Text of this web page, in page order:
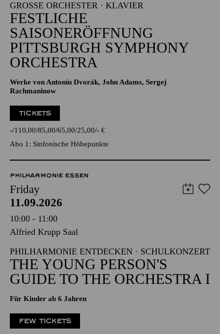
GROSSE ORCHESTER · KLAVIER
FESTLICHE
SAISONERÖFFNUNG
PITTSBURGH SYMPHONY
ORCHESTRA
Werke von Antonín Dvorák, John Adams, Sergej
Rachmaninow
TICKETS
- 110,00 85,00 65,00 25,00 - €
Abo 1: Sinfonische Höhepunkte
PHILHARMONIE ESSEN
Friday
11.09.2026
10:00 - 11:00
Alfried Krupp Saal
PHILHARMONIE ENTDECKEN · SCHULKONZERT
THE YOUNG PERSON'S
GUIDE TO THE ORCHESTRA I
Für Kinder ab 6 Jahren
FEW TICKETS